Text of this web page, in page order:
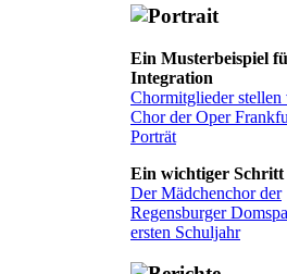
Ein Musterbeispiel
Integration
Chormitglieder
Chor der Oper
Porträt
Ein wichtiger Schritt
Der Mädchenchor der
Regensburger
ersten Schuljahr